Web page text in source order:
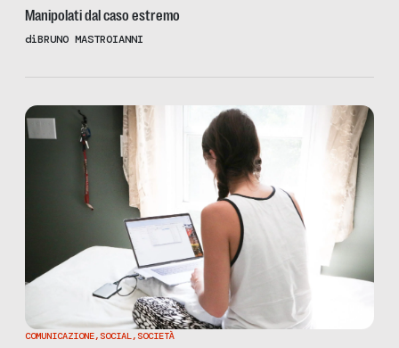
Manipolati dal caso estremo
diBRUNO MASTROIANNI
COMUNICAZIONE, SOCIAL, SOCIETÀ